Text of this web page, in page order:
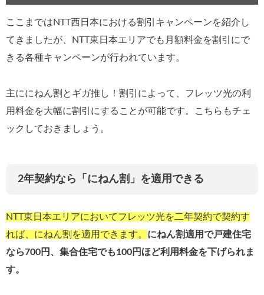
ここまではNTT西日本における割引キャンペーンを紹介し
てきましたが、NTT東日本エリアでも月額料金を割引にで
きる各種キャンペーンが行われています。
主ににねん割とギガ推し！割引によって、フレッツ光の利
用料金を大幅に割引にすることが可能です。こちらもチェ
ックしておきましょう。
2年契約なら「にねん割」を適用できる
NTT東日本エリアにおいてフレッツ光を二年契約で契約す
れば、にねん割を適用できます。 にねん割適用で戸建住宅
なら700円、集合住宅でも100円ほど利用料金を下げられま
す。